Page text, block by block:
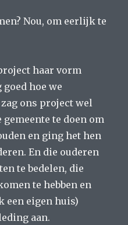
Nou, om eerlijk te
haar vorm
goed hoe we
zag ons project wel
te doen om
en ging het hen
En die ouderen
te bedelen, die
te hebben en
een eigen huis)
aan.